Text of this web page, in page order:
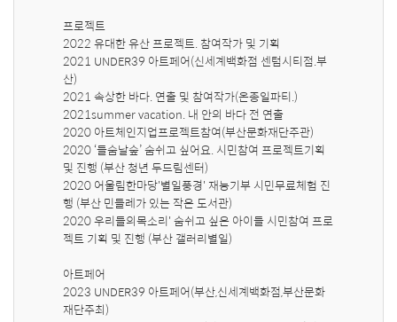
프로젝트
2022 유대한 유산 프로젝트. 참여작가 및 기획
2021 UNDER39 아트페어(신세계백화점 센텀시티점.부
산)
2021 속상한 바다. 연출 및 참여작가(온종일파티.)
2021summer vacation. 내 안의 바다 전 연출
2020 아트체인지업프로젝트참여(부산문화재단주관)
2020 ‘들숨날숲’ 숨쉬고 싶어요. 시민참여 프로젝트기획
및 진행 (부산 청년 두드림센터)
2020 어울림한마당'별일풍경' 재능기부 시민무료체험 진
행 (부산 민들레가 있는 작은 도서관)
2020 우리들의목소리' 숨쉬고 싶은 아이들 시민참여 프로
젝트 기획 및 진행 (부산 갤러리별일)
아트페어
2023 UNDER39 아트페어(부산,신세계백화점,부산문화
재단주최)